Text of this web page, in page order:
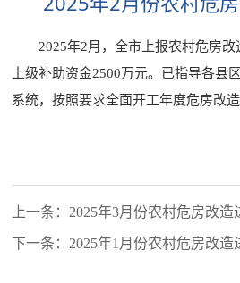
2025年2月，全市上报农村危房
上级补助资金2500万元。已指导各县
系统，按照要求全面开工年度危房改造
上一条：2025年3月份农村危房改造
下一条：2025年1月份农村危房改造